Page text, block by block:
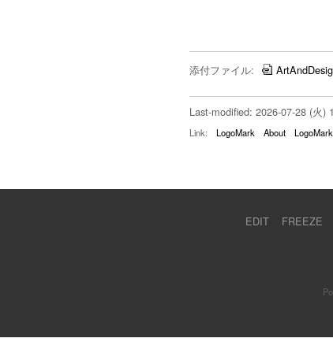
添付ファイル:
Last-modified: 2026-07-28 (火)
Link: LogoMark About
EDIT FREEZE